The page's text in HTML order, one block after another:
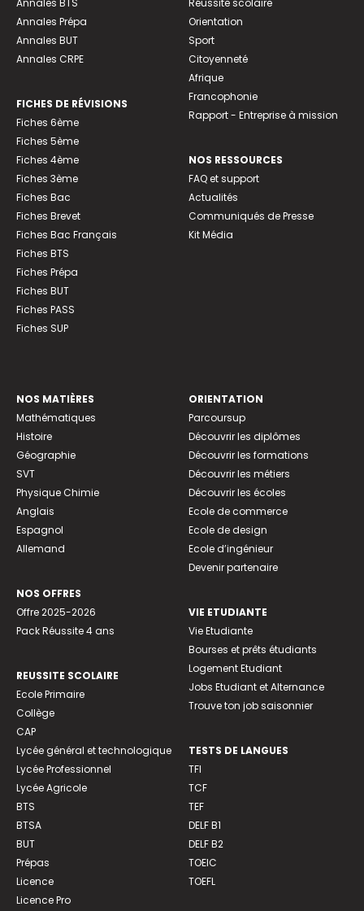
Annales BTS
Annales Prépa
Annales BUT
Annales CRPE
FICHES DE RÉVISIONS
Fiches 6ème
Fiches 5ème
Fiches 4ème
Fiches 3ème
Fiches Bac
Fiches Brevet
Fiches Bac Français
Fiches BTS
Fiches Prépa
Fiches BUT
Fiches PASS
Fiches SUP
Réussite scolaire
Orientation
Sport
Citoyenneté
Afrique
Francophonie
Rapport - Entreprise à mission
NOS RESSOURCES
FAQ et support
Actualités
Communiqués de Presse
Kit Média
NOS MATIÈRES
Mathématiques
Histoire
Géographie
SVT
Physique Chimie
Anglais
Espagnol
Allemand
NOS OFFRES
Offre 2025-2026
Pack Réussite 4 ans
REUSSITE SCOLAIRE
Ecole Primaire
Collège
CAP
Lycée général et technologique
Lycée Professionnel
Lycée Agricole
BTS
BTSA
BUT
Prépas
Licence
Licence Pro
ORIENTATION
Parcoursup
Découvrir les diplômes
Découvrir les formations
Découvrir les métiers
Découvrir les écoles
Ecole de commerce
Ecole de design
Ecole d’ingénieur
Devenir partenaire
VIE ETUDIANTE
Vie Etudiante
Bourses et prêts étudiants
Logement Etudiant
Jobs Etudiant et Alternance
Trouve ton job saisonnier
TESTS DE LANGUES
TFI
TCF
TEF
DELF B1
DELF B2
TOEIC
TOEFL